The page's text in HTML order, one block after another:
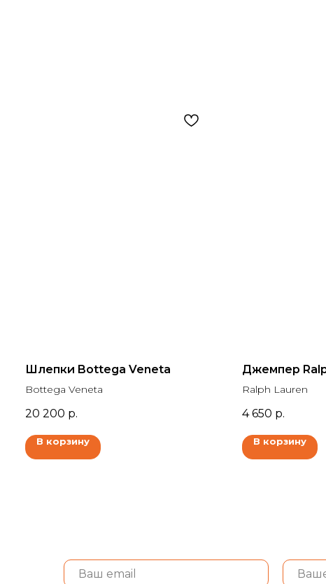
Шлепки Bottega Veneta
Bottega Veneta
20 200 р.
В корзину
Джемпер
Ralph Lauren
4 650 р.
В корзину